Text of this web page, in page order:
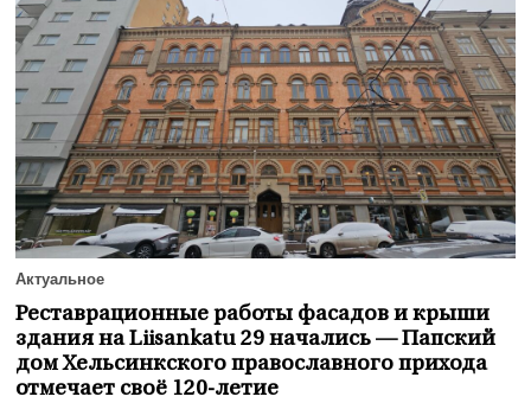
Актуальное
Реставрационные работы фасадов и крыши
здания на Liisankatu 29 начались — Папский
дом Хельсинкского православного прихода
отмечает своё 120-летие